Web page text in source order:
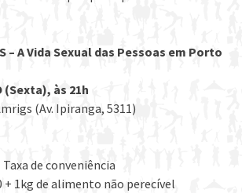
– A Vida Sexual das Pessoas em Porto
(Sexta), às 21h
(Av. Ipiranga, 5311)
de conveniência
+ 1kg de alimento não perecível